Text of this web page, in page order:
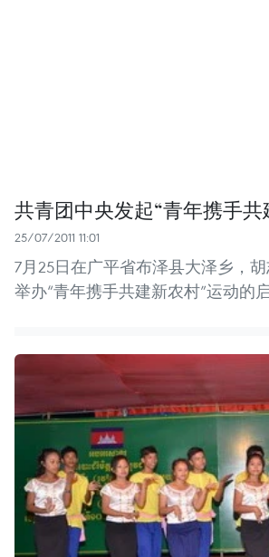
共青团中央发起“青年携手共
25/07/2011 11:01
7月25日在广平省布泽县大泽乡，
举办“青年携手共建新农村”运动的